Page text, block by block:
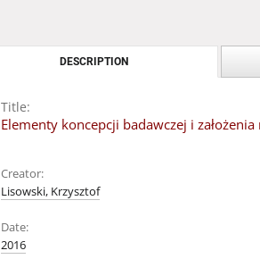
DESCRIPTION
Title:
Elementy koncepcji badawczej i
Creator:
Lisowski, Krzysztof
Date:
2016